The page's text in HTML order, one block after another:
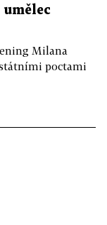
umělec
Milana
poctami